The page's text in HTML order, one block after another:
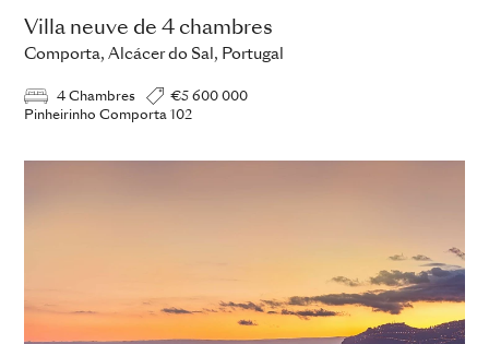
Villa neuve de 4 chambres
Comporta, Alcácer do Sal, Portugal
4 Chambres
€5 600 000
Pinheirinho Comporta 102